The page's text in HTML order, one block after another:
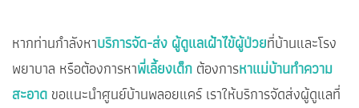
หากท่านกำลังหาบริการจัด-ส่ง ผู้ดูแลเฝ้าไข้ผู้ป่วยที่บ้านและโรง
พยาบาล หรือต้องการหาพี่เลี้ยงเด็ก ต้องการหาแม่บ้านทำความ
สะอาด ขอแนะนำศูนย์บ้านพลอยแคร์ เราให้บริการจัดส่งผู้ดูแลที่